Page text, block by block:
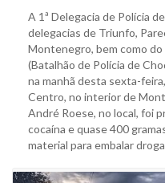
A 1ª Delegacia de Polícia
delegacias de Triunfo,
Montenegro, bem como do
(Batalhão de Polícia de
na manhã desta sexta-
Centro, no interior de
André Roese, no local, foi
cocaína e quase 400
material para embalar